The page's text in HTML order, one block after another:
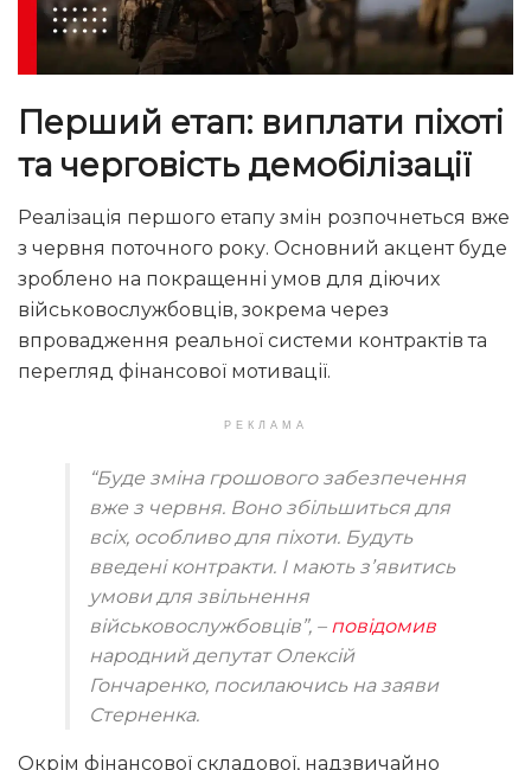
Перший етап: виплати піхоті
та черговість демобілізації
Реалізація першого етапу змін розпочнеться вже
з червня поточного року. Основний акцент буде
зроблено на покращенні умов для діючих
військовослужбовців, зокрема через
впровадження реальної системи контрактів та
перегляд фінансової мотивації.
РЕКЛАМА
“Буде зміна грошового забезпечення
вже з червня. Воно збільшиться для
всіх, особливо для піхоти. Будуть
введені контракти. І мають зʼявитись
умови для звільнення
військовослужбовців”, – повідомив
народний депутат Олексій
Гончаренко, посилаючись на заяви
Стерненка.
Окрім фінансової складової, надзвичайно